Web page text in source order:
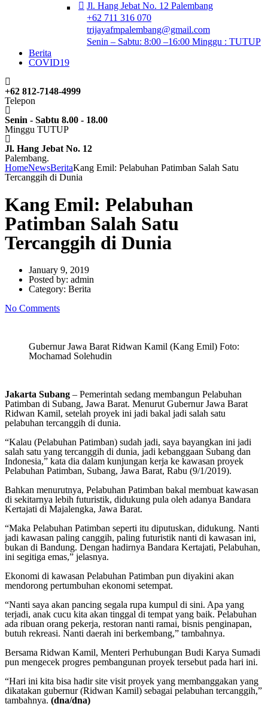
Jl. Hang Jebat No. 12 Palembang
+62 711 316 070
trijayafmpalembang@gmail.com
Senin – Sabtu: 8:00 –16:00 Minggu : TUTUP
Berita
COVID19
+62 812-7148-4999
Telepon
Senin - Sabtu 8.00 - 18.00
Minggu TUTUP
Jl. Hang Jebat No. 12
Palembang.
HomeNewsBeritaKang Emil: Pelabuhan Patimban Salah Satu
Tercanggih di Dunia
Kang Emil: Pelabuhan
Patimban Salah Satu
Tercanggih di Dunia
January 9, 2019
Posted by: admin
Category: Berita
No Comments
Gubernur Jawa Barat Ridwan Kamil (Kang Emil) Foto:
Mochamad Solehudin
Jakarta Subang – Pemerintah sedang membangun Pelabuhan
Patimban di Subang, Jawa Barat. Menurut Gubernur Jawa Barat
Ridwan Kamil, setelah proyek ini jadi bakal jadi salah satu
pelabuhan tercanggih di dunia.
“Kalau (Pelabuhan Patimban) sudah jadi, saya bayangkan ini jadi
salah satu yang tercanggih di dunia, jadi kebanggaan Subang dan
Indonesia,” kata dia dalam kunjungan kerja ke kawasan proyek
Pelabuhan Patimban, Subang, Jawa Barat, Rabu (9/1/2019).
Bahkan menurutnya, Pelabuhan Patimban bakal membuat kawasan
di sekitarnya lebih futuristik, didukung pula oleh adanya Bandara
Kertajati di Majalengka, Jawa Barat.
“Maka Pelabuhan Patimban seperti itu diputuskan, didukung. Nanti
jadi kawasan paling canggih, paling futuristik nanti di kawasan ini,
bukan di Bandung. Dengan hadirnya Bandara Kertajati, Pelabuhan,
ini segitiga emas,” jelasnya.
Ekonomi di kawasan Pelabuhan Patimban pun diyakini akan
mendorong pertumbuhan ekonomi setempat.
“Nanti saya akan pancing segala rupa kumpul di sini. Apa yang
terjadi, anak cucu kita akan tinggal di tempat yang baik. Pelabuhan
ada ribuan orang pekerja, restoran nanti ramai, bisnis penginapan,
butuh rekreasi. Nanti daerah ini berkembang,” tambahnya.
Bersama Ridwan Kamil, Menteri Perhubungan Budi Karya Sumadi
pun mengecek progres pembangunan proyek tersebut pada hari ini.
“Hari ini kita bisa hadir site visit proyek yang membanggakan yang
dikatakan gubernur (Ridwan Kamil) sebagai pelabuhan tercanggih,”
tambahnya. (dna/dna)